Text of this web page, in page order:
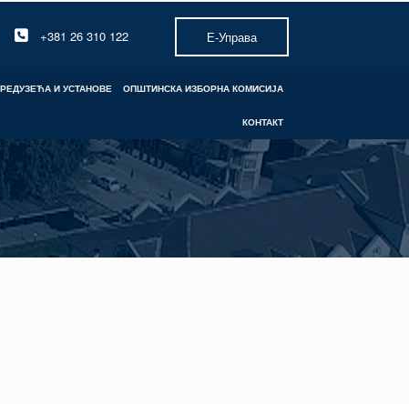
+381 26 310 122 Е-Управа
И УСТАНОВЕ ОПШТИНСКА ИЗБОРНА КОМИСИЈА
КОНТАКТ